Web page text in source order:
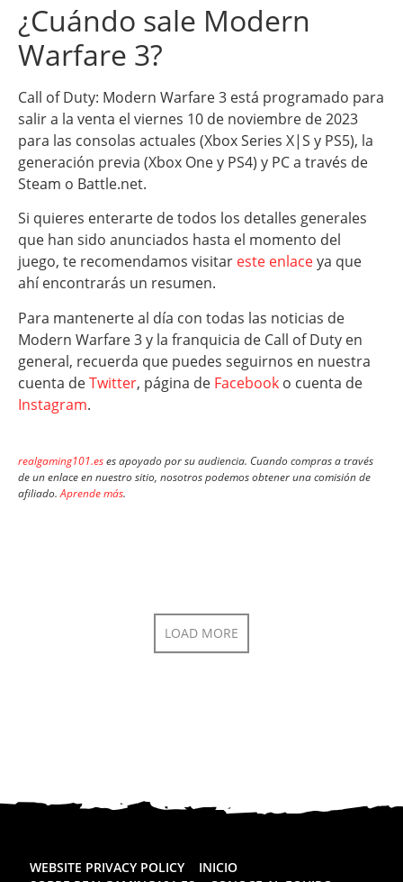
¿Cuándo sale Modern
Warfare 3?
Call of Duty: Modern Warfare 3 está programado para
salir a la venta el viernes 10 de noviembre de 2023
para las consolas actuales (Xbox Series X|S y PS5), la
generación previa (Xbox One y PS4) y PC a través de
Steam o Battle.net.
Si quieres enterarte de todos los detalles generales
que han sido anunciados hasta el momento del
juego, te recomendamos visitar este enlaceya que
ahí encontrarás un resumen.
Para mantenerte al día con todas las noticias de
Modern Warfare 3 y la franquicia de Call of Duty en
general, recuerda que puedes seguirnos en nuestra
cuenta deTwitter, página de Facebook o cuenta de
Instagram.
realgaming101.eses apoyado por su audiencia. Cuando compras a través
de un enlace en nuestro sitio, nosotros podemos obtener una comisión de
afiliado.Aprende más.
LOAD MORE
WEBSITE PRIVACY POLICY
INICIO